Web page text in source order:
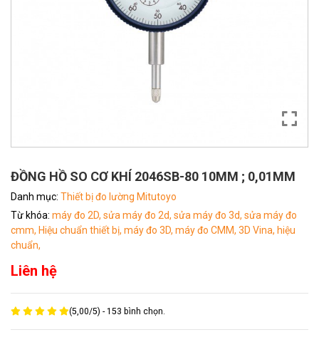
ĐỒNG HỒ SO CƠ KHÍ 2046SB-80 10MM ; 0,01MM
Danh mục: Thiết bị đo lường Mitutoyo
Từ khóa: máy đo 2D, sửa máy đo 2d, sửa máy đo 3d, sửa máy đo
cmm, Hiệu chuẩn thiết bị, máy đo 3D, máy đo CMM, 3D Vina, hiệu
chuẩn,
Liên hệ
(5,00/5) -153 bình chọn.